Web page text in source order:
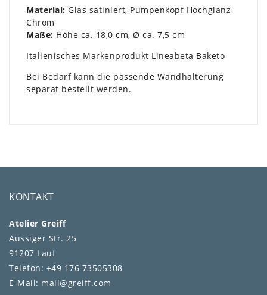
Material: Glas satiniert, Pumpenkopf Hochglanz
Chrom
Maße: Höhe ca. 18,0 cm, Ø ca. 7,5 cm
Italienisches Markenprodukt Lineabeta Baketo
Bei Bedarf kann die passende Wandhalterung
separat bestellt werden.
KONTAKT
Atelier Greiff
Aussiger Str. 25
91207 Lauf
Telefon: +49 176 73505308
E-Mail: mail@greiff.com